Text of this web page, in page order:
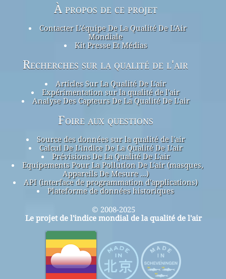
À propos de ce projet
Contacter L'équipe De La Qualité De L'Air
Mondiale
Kit Presse Et Médias
Recherches sur la qualité de l'air
Articles Sur La Qualité De L'air
Expérimentation sur la qualité de l'air
Analyse Des Capteurs De La Qualité De L'air
Foire aux questions
Source des données sur la qualité de l'air
Calcul De L'indice De La Qualité De L'air
Prévisions De La Qualité De L'air
Equipements Pour La Pollution De L'air (masques,
Appareils De Mesure ...)
API (interface de programmation d'applications)
Plateforme de données historiques
© 2008-2025
Le projet de l'indice mondial de la qualité de l'air